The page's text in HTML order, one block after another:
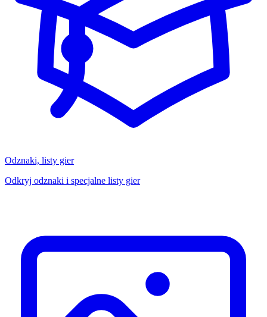
Odznaki, listy gier
Odkryj odznaki i specjalne listy gier